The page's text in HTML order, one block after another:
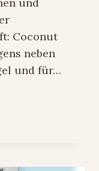
Coconut
neben
und für…